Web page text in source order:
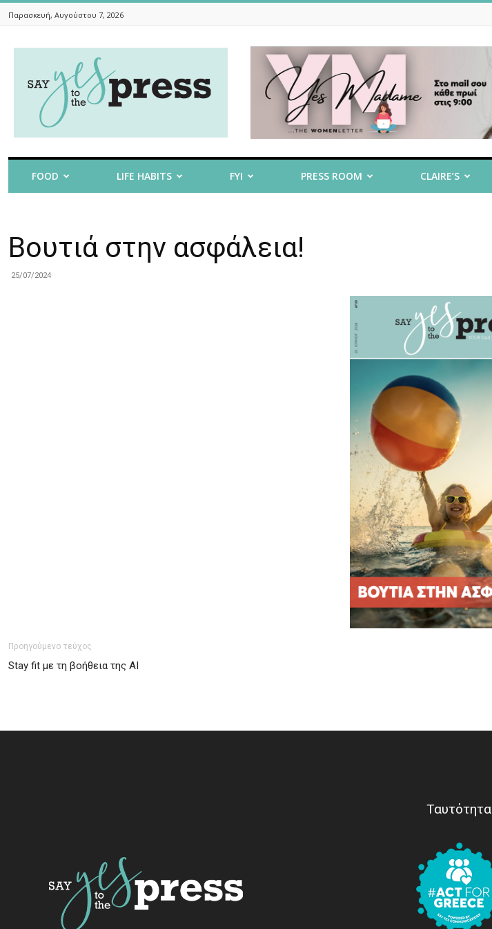
Παρασκευή, Αυγούστου 7, 2026
To
The
FOOD LIFE HABITS FYI PRESS ROOM CLAIRE’S
Βουτιά στην ασφάλεια!
25/07/2024
Προηγούμενο τεύχος
Stay fit με τη βοήθεια της ΑΙ
Ταυτότητα